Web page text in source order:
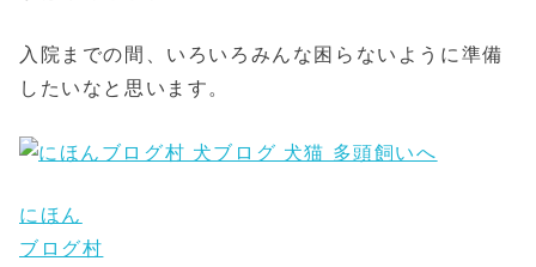
入院までの間、いろいろみんな困らないように準備
したいなと思います。
にほん
ブログ村